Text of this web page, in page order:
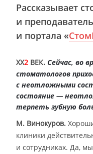
Рассказывает
и
и портала «
XX2 ВЕК. Сейчас, во
стоматологов
с неотложными
состояние —
терпеть зубную
М. Винокуров.
клиники
и сотрудниках. Да,